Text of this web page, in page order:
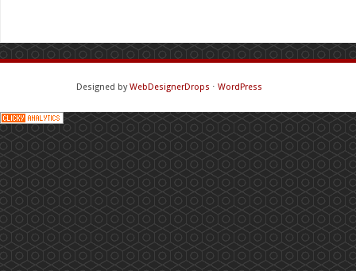
Designed byWebDesignerDrops ⋅ WordPress